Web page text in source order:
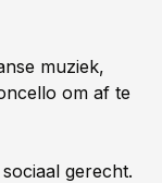
muziek,
om af te
gerecht.